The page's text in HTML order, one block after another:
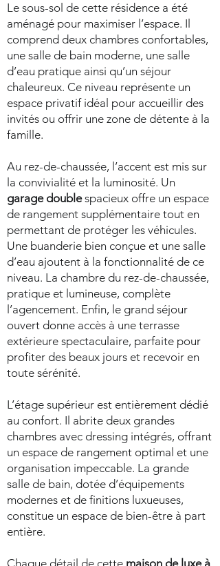
Le sous-sol de cette résidence a été
aménagé pour maximiser l’espace. Il
comprend deux chambres confortables,
une salle de bain moderne, une salle
d’eau pratique ainsi qu’un séjour
chaleureux. Ce niveau représente un
espace privatif idéal pour accueillir des
invités ou offrir une zone de détente à la
famille.
Au rez-de-chaussée, l’accent est mis sur
la convivialité et la luminosité. Un
garage doublespacieux offre un espace
de rangement supplémentaire tout en
permettant de protéger les véhicules.
Une buanderie bien conçue et une salle
d’eau ajoutent à la fonctionnalité de ce
niveau. La chambre du rez-de-chaussée,
pratique et lumineuse, complète
l’agencement. Enfin, le grand séjour
ouvert donne accès à une terrasse
extérieure spectaculaire, parfaite pour
profiter des beaux jours et recevoir en
toute sérénité.
L’étage supérieur est entièrement dédié
au confort. Il abrite deux grandes
chambres avec dressing intégrés, offrant
un espace de rangement optimal et une
organisation impeccable. La grande
salle de bain, dotée d’équipements
modernes et de finitions luxueuses,
constitue un espace de bien-être à part
entière.
Chaque détail de cette maison de luxe à